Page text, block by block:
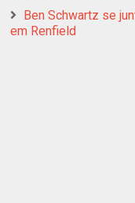
Ben Schwartz se
em Renfield